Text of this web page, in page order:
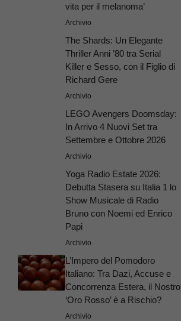
vita per il melanoma’
Archivio
The Shards: Un Elegante
Thriller Anni ’80 tra Serial
Killer e Sesso, con il Figlio di
Richard Gere
Archivio
LEGO Avengers Doomsday:
In Arrivo 4 Nuovi Set tra
Settembre e Ottobre 2026
Archivio
Yoga Radio Estate 2026:
Debutta Stasera su Italia 1 lo
Show Musicale di Radio
Bruno con Noemi ed Enrico
Papi
Archivio
L’Impero del Pomodoro
Italiano: Tra Dazi, Accuse e
Concorrenza Estera, il Nostro
‘Oro Rosso’ è a Rischio?
Archivio